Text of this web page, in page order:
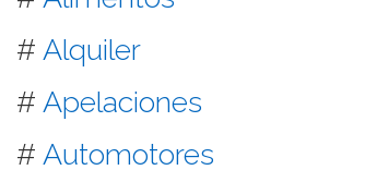
# Alquiler
# Apelaciones
# Automotores